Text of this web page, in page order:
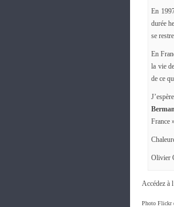
En
durée
se
En
la vie
de ce
France
Olivier
Accédez à
Photo Flickr